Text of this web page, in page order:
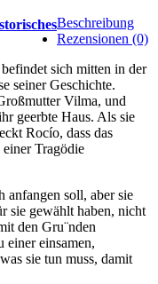
Beschreibung
Rezensionen (0)
sich mitten in der
seiner Geschichte.
Vilma, und
geerbte Haus. Als sie
Rocío, dass das
Tragödie
anfangen soll, aber sie
sie gewählt haben, nicht
den Gru¨nden
einer einsamen,
sie tun muss, damit